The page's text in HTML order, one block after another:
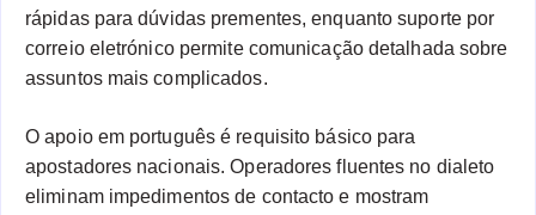
rápidas para dúvidas prementes, enquanto suporte por
correio eletrónico permite comunicação detalhada sobre
assuntos mais complicados.
O apoio em português é requisito básico para
apostadores nacionais. Operadores fluentes no dialeto
eliminam impedimentos de contacto e mostram